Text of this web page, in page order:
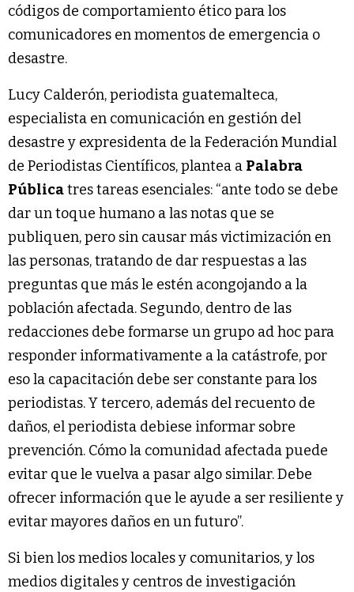
códigos de comportamiento ético para los
comunicadores en momentos de emergencia o
desastre.
Lucy Calderón, periodista guatemalteca,
especialista en comunicación en gestión del
desastre y expresidenta de la Federación Mundial
de Periodistas Científicos, plantea a Palabra
Públicatres tareas esenciales: “ante todo se debe
dar un toque humano a las notas que se
publiquen, pero sin causar más victimización en
las personas, tratando de dar respuestas a las
preguntas que más le estén acongojando a la
población afectada. Segundo, dentro de las
redacciones debe formarse un grupo ad hoc para
responder informativamente a la catástrofe, por
eso la capacitación debe ser constante para los
periodistas. Y tercero, además del recuento de
daños, el periodista debiese informar sobre
prevención. Cómo la comunidad afectada puede
evitar que le vuelva a pasar algo similar. Debe
ofrecer información que le ayude a ser resiliente y
evitar mayores daños en un futuro”.
Si bien los medios locales y comunitarios, y los
medios digitales y centros de investigación